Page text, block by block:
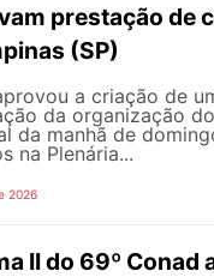
prestação de
(SP)
a criação de
da organização
da manhã de
na Plenária...
2026
II do 69º